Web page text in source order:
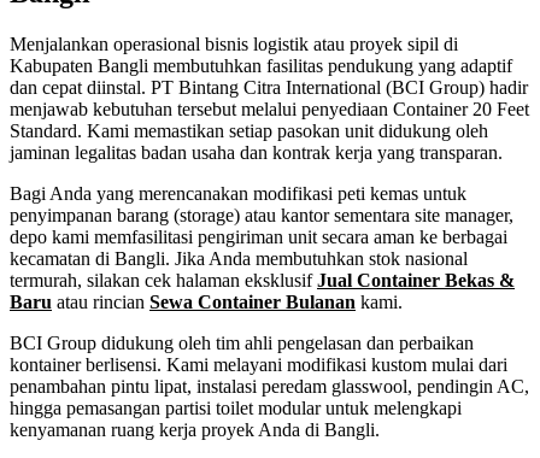
Menjalankan operasional bisnis logistik atau proyek sipil di
Kabupaten Bangli membutuhkan fasilitas pendukung yang adaptif
dan cepat diinstal. PT Bintang Citra International (BCI Group) hadir
menjawab kebutuhan tersebut melalui penyediaan Container 20 Feet
Standard. Kami memastikan setiap pasokan unit didukung oleh
jaminan legalitas badan usaha dan kontrak kerja yang transparan.
Bagi Anda yang merencanakan modifikasi peti kemas untuk
penyimpanan barang (storage) atau kantor sementara site manager,
depo kami memfasilitasi pengiriman unit secara aman ke berbagai
kecamatan di Bangli. Jika Anda membutuhkan stok nasional
termurah, silakan cek halaman eksklusifJual Container Bekas &
Baru atau rincian Sewa Container Bulanan kami.
BCI Group didukung oleh tim ahli pengelasan dan perbaikan
kontainer berlisensi. Kami melayani modifikasi kustom mulai dari
penambahan pintu lipat, instalasi peredam glasswool, pendingin AC,
hingga pemasangan partisi toilet modular untuk melengkapi
kenyamanan ruang kerja proyek Anda di Bangli.